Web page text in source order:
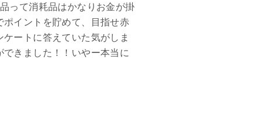
って消耗品はかなりお金が掛
イントを貯めて、目指せ赤
ートに答えていた気がしま
きました！！いやー本当に